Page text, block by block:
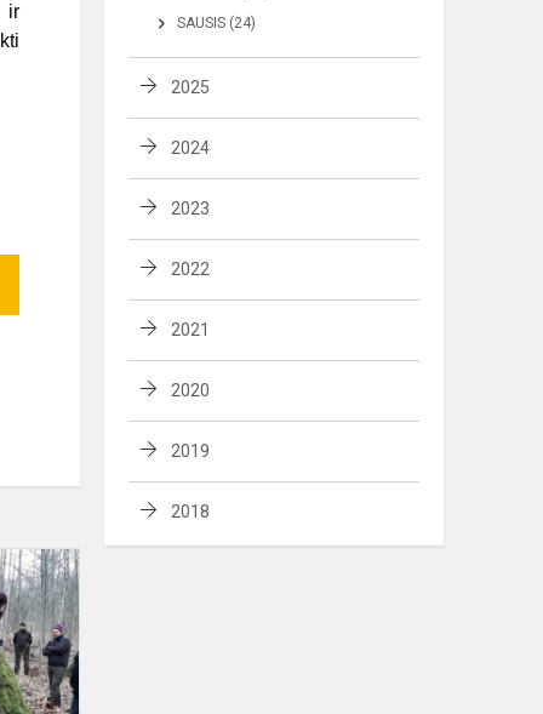
ir
Geri
darbai
Grabuciškių
miške
SAUSIS (24)
2025
2024
2023
2022
2021
2020
2019
2018